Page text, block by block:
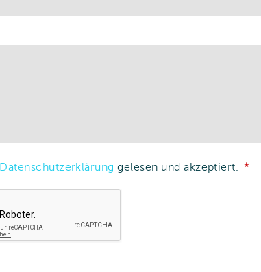
Datenschutzerklärung gelesen und akzeptiert.